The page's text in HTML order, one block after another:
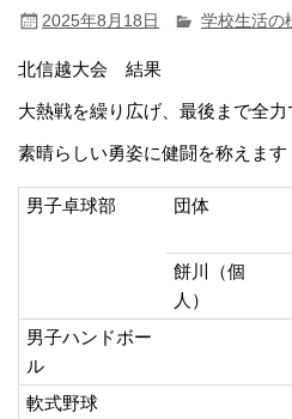
2025年8月18日 学校生活の
北信越大会 結果
大熱戦を繰り広げ、最後まで全力
素晴らしい勇姿に健闘を称えます
男子卓球部 団体
餅川（個
人）
男子ハンドボー
ル
軟式野球